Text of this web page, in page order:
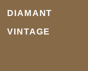
DIAMANT
VINTAGE